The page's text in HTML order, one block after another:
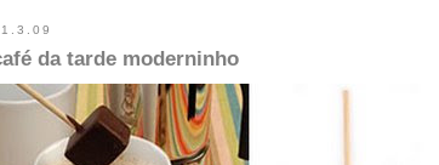
da tarde moderninho